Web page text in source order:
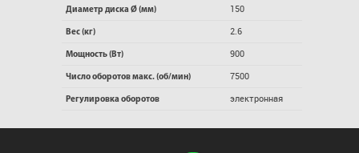
Диаметр диска Ø (мм) 150
Вес (кг) 2.6
Мощность (Вт) 900
Число оборотов макс. (об/мин) 7500
Регулировка оборотов электронная